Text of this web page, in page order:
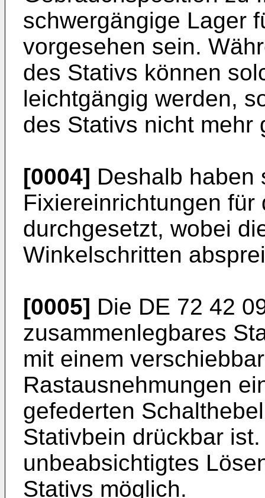
schwergängige Lager
vorgesehen sein.
des Stativs können
leichtgängig werden,
des Stativs nicht mehr
[0004] Deshalb haben
Fixiereinrichtungen für
durchgesetzt, wobei
Winkelschritten
[0005] Die DE 72 42
zusammenlegbares
mit einem
Rastausnehmungen
gefederten
Stativbein drückbar
unbeabsichtigtes
Stativs möglich.